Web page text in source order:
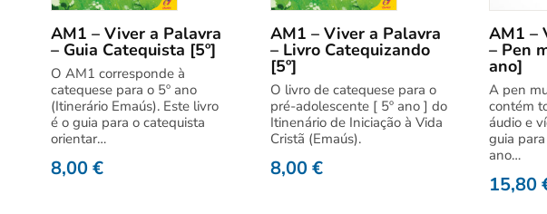
AM1 – Viver a Palavra
– Guia Catequista [5º]
O AM1 corresponde à
catequese para o 5º ano
(Itinerário Emaús). Este livro
é o guia para o catequista
orientar…
8,00€
AM1 – Viver a Palavra
– Livro Catequizando
[5º]
O livro de catequese para o
pré-adolescente [ 5º ano ] do
Itinenário de Iniciação à Vida
Cristã (Emaús).
8,00€
AM1 –
– Pen
ano]
A pen
contém
áudio e
guia
ano…
15,80